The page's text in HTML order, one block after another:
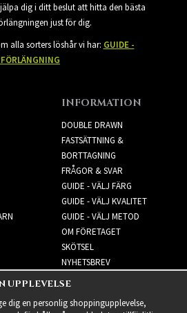
dig i ditt beslut att hitta den bästa
just för dig.
alla sorters löshår vi har: GUIDE -
INFORMATION
DOUBLE DRAWN
FASTSÄTTNING &
BORTTAGNING
FRÅGOR & SVAR
GUIDE - VÄLJ FÄRG
GUIDE - VÄLJ KVALITET
GUIDE - VÄLJ METOD
OM FÖRETAGET
SKÖTSEL
NYHETSBREV
UPPLEVELSE
dig en personlig shoppingupplevelse,